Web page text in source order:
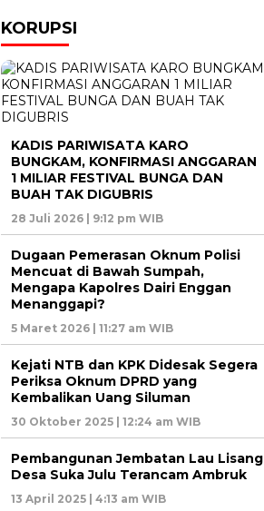
KORUPSI
KADIS PARIWISATA KARO
BUNGKAM, KONFIRMASI ANGGARAN
1 MILIAR FESTIVAL BUNGA DAN
BUAH TAK DIGUBRIS
28 Juli 2026 | 9:12 pm WIB
Dugaan Pemerasan Oknum Polisi
Mencuat di Bawah Sumpah,
Mengapa Kapolres Dairi Enggan
Menanggapi?
5 Maret 2026 | 11:27 am WIB
Kejati NTB dan KPK Didesak Segera
Periksa Oknum DPRD yang
Kembalikan Uang Siluman
30 Oktober 2025 | 12:24 am WIB
Pembangunan Jembatan Lau Lisang
Desa Suka Julu Terancam Ambruk
13 April 2025 | 4:13 am WIB